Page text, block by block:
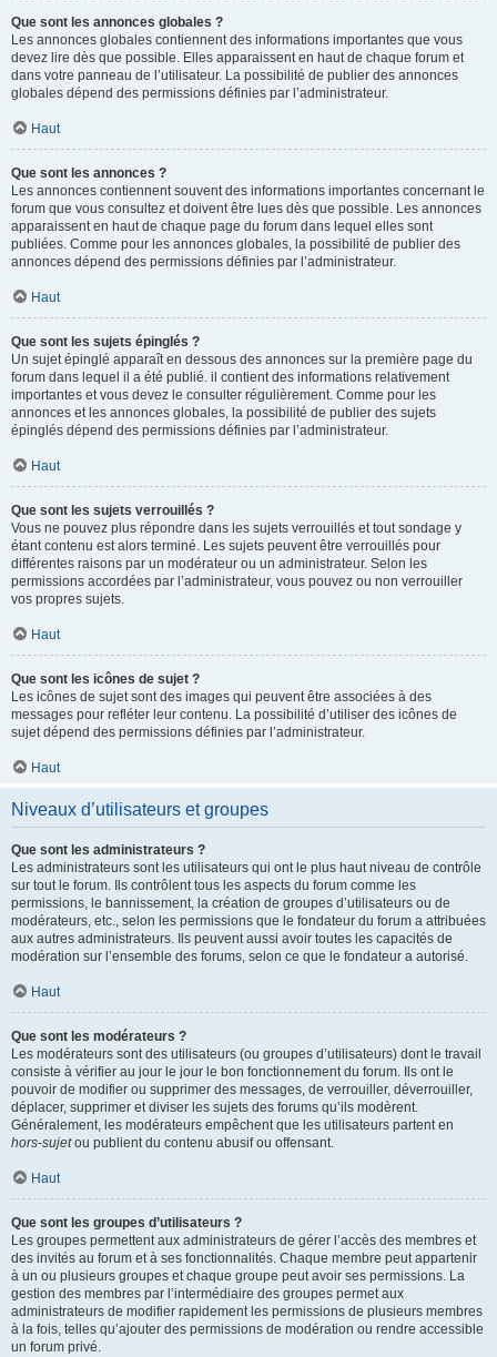
Que sont les annonces globales ?
Les annonces globales contiennent des informations importantes que vous
devez lire dès que possible. Elles apparaissent en haut de chaque forum et
dans votre panneau de l’utilisateur. La possibilité de publier des annonces
globales dépend des permissions définies par l’administrateur.
Haut
Que sont les annonces ?
Les annonces contiennent souvent des informations importantes concernant le
forum que vous consultez et doivent être lues dès que possible. Les annonces
apparaissent en haut de chaque page du forum dans lequel elles sont
publiées. Comme pour les annonces globales, la possibilité de publier des
annonces dépend des permissions définies par l’administrateur.
Haut
Que sont les sujets épinglés ?
Un sujet épinglé apparaît en dessous des annonces sur la première page du
forum dans lequel il a été publié. il contient des informations relativement
importantes et vous devez le consulter régulièrement. Comme pour les
annonces et les annonces globales, la possibilité de publier des sujets
épinglés dépend des permissions définies par l’administrateur.
Haut
Que sont les sujets verrouillés ?
Vous ne pouvez plus répondre dans les sujets verrouillés et tout sondage y
étant contenu est alors terminé. Les sujets peuvent être verrouillés pour
différentes raisons par un modérateur ou un administrateur. Selon les
permissions accordées par l’administrateur, vous pouvez ou non verrouiller
vos propres sujets.
Haut
Que sont les icônes de sujet ?
Les icônes de sujet sont des images qui peuvent être associées à des
messages pour refléter leur contenu. La possibilité d’utiliser des icônes de
sujet dépend des permissions définies par l’administrateur.
Haut
Niveaux d’utilisateurs et groupes
Que sont les administrateurs ?
Les administrateurs sont les utilisateurs qui ont le plus haut niveau de contrôle
sur tout le forum. Ils contrôlent tous les aspects du forum comme les
permissions, le bannissement, la création de groupes d’utilisateurs ou de
modérateurs, etc., selon les permissions que le fondateur du forum a attribuées
aux autres administrateurs. Ils peuvent aussi avoir toutes les capacités de
modération sur l’ensemble des forums, selon ce que le fondateur a autorisé.
Haut
Que sont les modérateurs ?
Les modérateurs sont des utilisateurs (ou groupes d’utilisateurs) dont le travail
consiste à vérifier au jour le jour le bon fonctionnement du forum. Ils ont le
pouvoir de modifier ou supprimer des messages, de verrouiller, déverrouiller,
déplacer, supprimer et diviser les sujets des forums qu’ils modèrent.
Généralement, les modérateurs empêchent que les utilisateurs partent en
hors-sujetou publient du contenu abusif ou offensant.
Haut
Que sont les groupes d’utilisateurs ?
Les groupes permettent aux administrateurs de gérer l’accès des membres et
des invités au forum et à ses fonctionnalités. Chaque membre peut appartenir
à un ou plusieurs groupes et chaque groupe peut avoir ses permissions. La
gestion des membres par l’intermédiaire des groupes permet aux
administrateurs de modifier rapidement les permissions de plusieurs membres
à la fois, telles qu’ajouter des permissions de modération ou rendre accessible
un forum privé.